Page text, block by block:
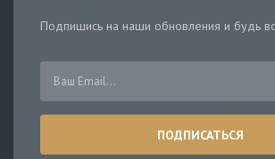
Подпишись на наши обновления и будь